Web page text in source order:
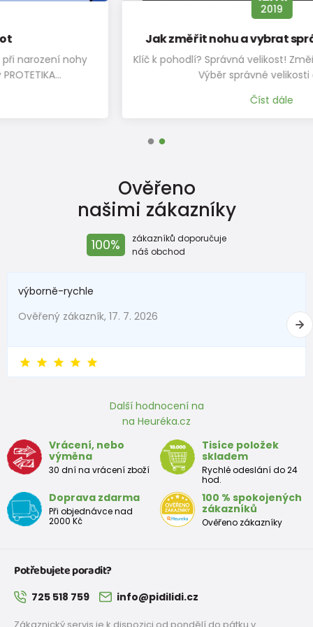
Jak změřit nohu a vybrat správnou velikost?
Klíč k pohodlí? Správná velikost! Změřte nožku jako profík
Výběr správné velikosti obuvi…
Ověřeno
našimi zákazníky
100%
zákazníků doporučuje
náš obchod
výborně-rychle
Ověřený zákazník, 17. 7. 2026
Další hodnocení na
na Heuréka.cz
Vrácení, nebo
výměna
30 dní na vrácení zboží
Tisíce položek
skladem
Rychlé odeslání do 24
hod.
Doprava zdarma
Při objednávce nad
2000 Kč
100 % spokojených
zákazníků
Ověřeno zákazníky
Potřebujete poradit?
725 518 759 info@pidilidi.cz